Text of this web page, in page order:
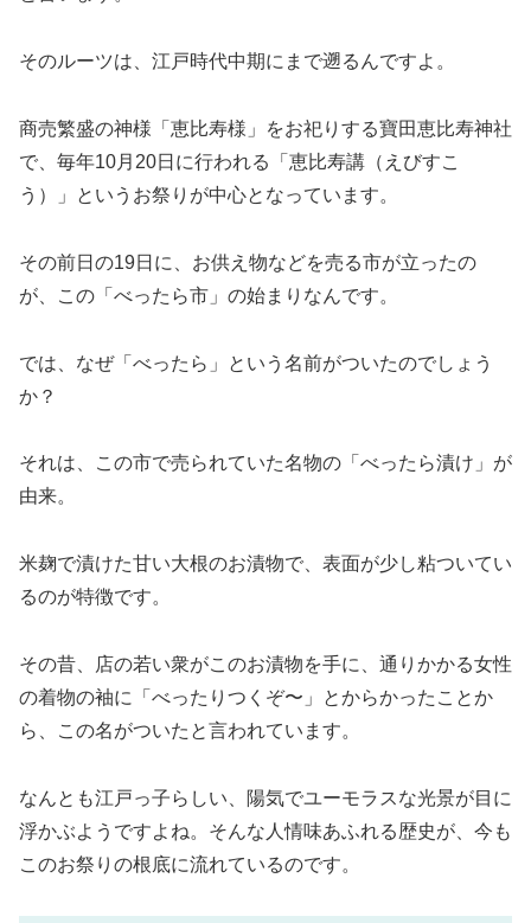
そのルーツは、江戸時代中期にまで遡るんですよ。
商売繁盛の神様「恵比寿様」をお祀りする寶田恵比寿神社
で、毎年10月20日に行われる「恵比寿講（えびすこ
う）」というお祭りが中心となっています。
その前日の19日に、お供え物などを売る市が立ったの
が、この「べったら市」の始まりなんです。
では、なぜ「べったら」という名前がついたのでしょう
か？
それは、この市で売られていた名物の「べったら漬け」が
由来。
米麹で漬けた甘い大根のお漬物で、表面が少し粘ついてい
るのが特徴です。
その昔、店の若い衆がこのお漬物を手に、通りかかる女性
の着物の袖に「べったりつくぞ〜」とからかったことか
ら、この名がついたと言われています。
なんとも江戸っ子らしい、陽気でユーモラスな光景が目に
浮かぶようですよね。そんな人情味あふれる歴史が、今も
このお祭りの根底に流れているのです。